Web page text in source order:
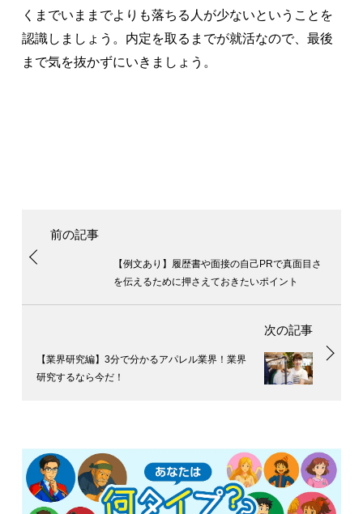
くまでいままでよりも落ちる人が少ないということを
認識しましょう。内定を取るまでが就活なので、最後
まで気を抜かずにいきましょう。
【例文あり】履歴書や面接の自己PRで真面目さ
を伝えるために押さえておきたいポイント
【業界研究編】3分で分かるアパレル業界！業界
研究するなら今だ！